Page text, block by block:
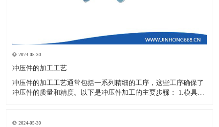
2024-05-30
冲压件的加工工艺
冲压件的加工工艺通常包括一系列精细的工序，这些工序确保了
冲压件的质量和精度。以下是冲压件加工的主要步骤： 1.模具设
开料与落料：在图纸上标注尺寸后，根据图纸要求选择合适的板
2024-05-30